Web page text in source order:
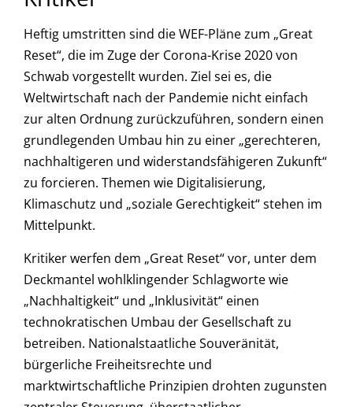
Heftig umstritten sind die WEF-Pläne zum „Great
Reset“, die im Zuge der Corona-Krise 2020 von
Schwab vorgestellt wurden. Ziel sei es, die
Weltwirtschaft nach der Pandemie nicht einfach
zur alten Ordnung zurückzuführen, sondern einen
grundlegenden Umbau hin zu einer „gerechteren,
nachhaltigeren und widerstandsfähigeren Zukunft“
zu forcieren. Themen wie Digitalisierung,
Klimaschutz und „soziale Gerechtigkeit“ stehen im
Mittelpunkt.
Kritiker werfen dem „Great Reset“ vor, unter dem
Deckmantel wohlklingender Schlagworte wie
„Nachhaltigkeit“ und „Inklusivität“ einen
technokratischen Umbau der Gesellschaft zu
betreiben. Nationalstaatliche Souveränität,
bürgerliche Freiheitsrechte und
marktwirtschaftliche Prinzipien drohten zugunsten